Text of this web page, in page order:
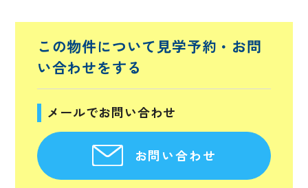
この物件について見学予約・ お問
い合わせをする
メールでお問い合わせ
お問い合わせ